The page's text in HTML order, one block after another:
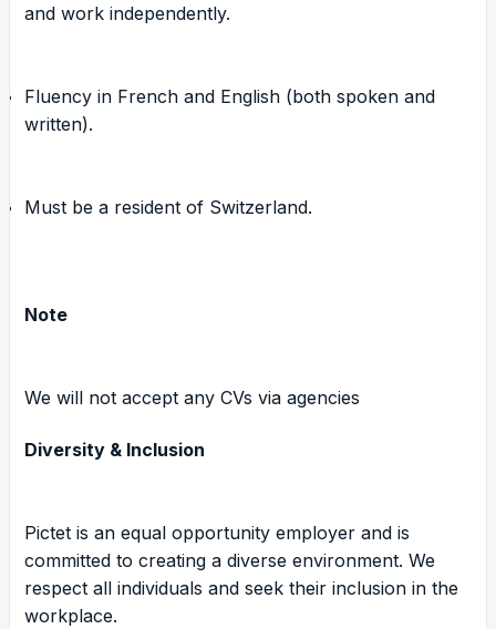
and work independently.
Fluency in French and English (both spoken and
written).
Must be a resident of Switzerland.
Note
We will not accept any CVs via agencies
Diversity & Inclusion
Pictet is an equal opportunity employer and is
committed to creating a diverse environment. We
respect all individuals and seek their inclusion in the
workplace.